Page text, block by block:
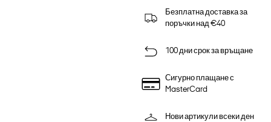
Безплатна доставка за
поръчки над €40
100 дни срок за връщане
Сигурно плащане с
MasterCard
Нови артикули всеки ден